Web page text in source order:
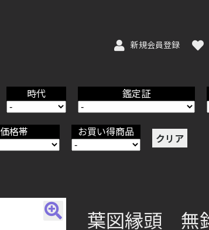
新規会員登録
時代 鑑定証
価格帯 お買い得商品 クリア
葉図縁頭 無